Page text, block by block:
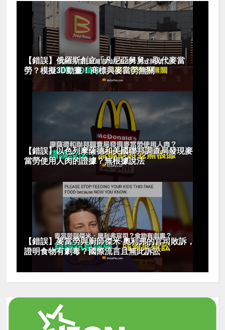
【錯誤】俄羅斯創立「凡尼亞舅舅」取代麥當
勞？模擬3D動畫！商標與麥當勞無關
【錯誤】以色列摩薩德和美國聯邦調查局發現麥
當勞使用人肉的證據？無根據說法
【錯誤】麥當勞與廚師傑米·奧利弗的官司敗訴，
證明食物有劇毒？國際流言且無此訴訟